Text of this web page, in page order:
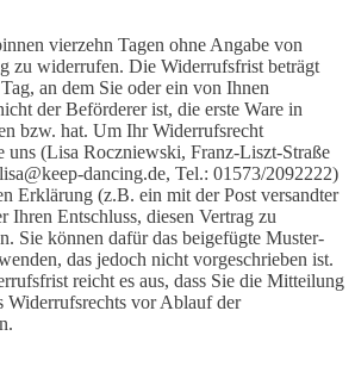
vierzehn Tagen ohne Angabe von
zu widerrufen. Die Widerrufsfrist beträgt
an dem Sie oder ein von Ihnen
der Beförderer ist, die erste Ware in
bzw. hat. Um Ihr Widerrufsrecht
uns (Lisa Roczniewski, Franz-Liszt-Straße
dancing.de, Tel.: 01573/2092222)
Erklärung (z.B. ein mit der Post versandter
Entschluss, diesen Vertrag zu
Sie können dafür das beigefügte Muster-
das jedoch nicht vorgeschrieben ist.
reicht es aus, dass Sie die Mitteilung
Widerrufsrechts vor Ablauf der